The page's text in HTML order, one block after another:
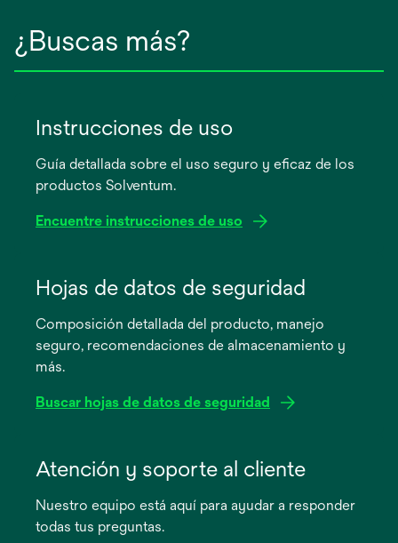
¿Buscas más?
Instrucciones de uso
Guía detallada sobre el uso seguro y eficaz de los
productos Solventum.
Encuentre instrucciones de uso
abre
pestaña
nueva
Hojas de datos de seguridad
Composición detallada del producto, manejo
seguro, recomendaciones de almacenamiento y
más.
Buscar hojas de datos de seguridad
abre
pestaña
Atención y soporte al cliente
Nuestro equipo está aquí para ayudar a responder
todas tus preguntas.